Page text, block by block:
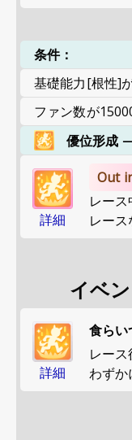
条件：
基礎能力[根性]
ファン数が
優位形成
詳細
Out
レー
レー
イベ
詳細
食らい
レー
わずか